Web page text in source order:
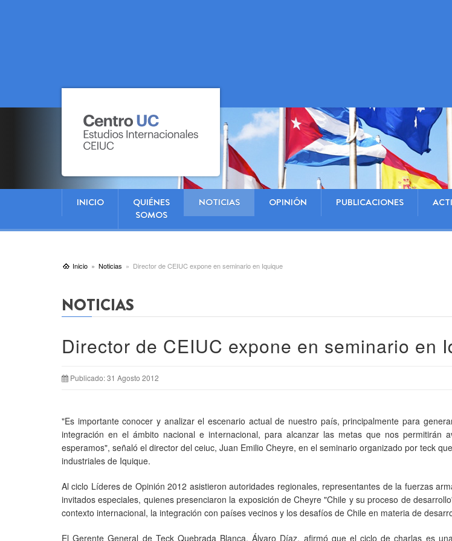
INICIO
QUIÉNES
SOMOS
NOTICIAS OPINIÓN PUBLICACIONES
Inicio Noticias Director de CEIUC expone en seminario en Iquique
NOTICIAS
Director de CEIUC expone en seminario en
Publicado: 31 Agosto 2012
"Es importante conocer y analizar el escenario actual de nuestro país, principalmente para
integración en el ámbito nacional e internacional, para alcanzar las metas que nos permitirán
esperamos", señaló el director del ceiuc, Juan Emilio Cheyre, en el seminario organizado por teck
industriales de Iquique.
Al ciclo Líderes de Opinión 2012 asistieron autoridades regionales, representantes de la fuerzas
invitados especiales, quienes presenciaron la exposición de Cheyre "Chile y su proceso de
contexto internacional, la integración con países vecinos y los desafíos de Chile en materia de
El Gerente General de Teck Quebrada Blanca, Álvaro Díaz, afirmó que el ciclo de charlas es